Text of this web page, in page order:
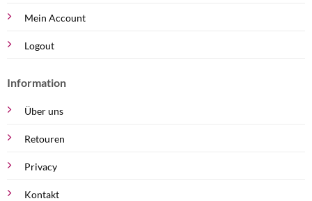
Mein Account
Logout
Information
Über uns
Retouren
Privacy
Kontakt